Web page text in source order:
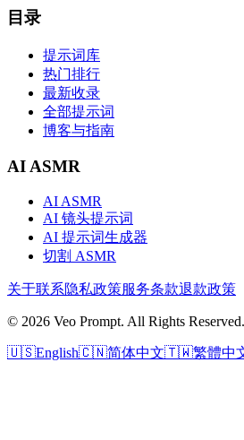
目录
提示词库
热门排行
最新收录
全部提示词
博客与指南
AI ASMR
AI ASMR
AI 镜头提示词
AI 提示词生成器
切割 ASMR
关于联系隐私政策服务条款退款政策
© 2026 Veo Prompt. All Rights Reserved.
🇺🇸English🇨🇳简体中文🇹🇼繁體中